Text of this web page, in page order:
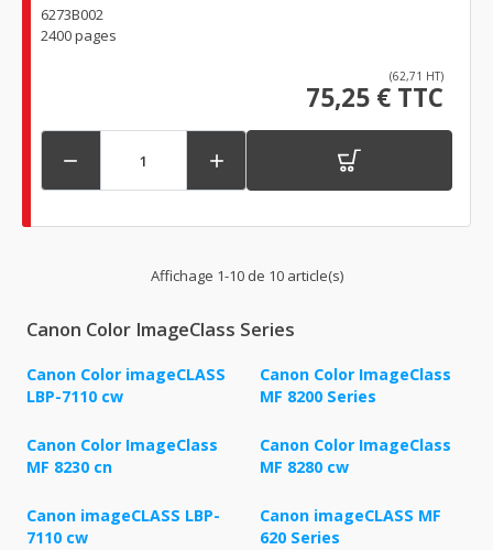
6273B002
2400 pages
(62,71 HT)
75,25 € TTC
 
Affichage 1-10 de 10 article(s)
Canon Color ImageClass Series
Canon Color imageCLASS
LBP-7110 cw
Canon Color ImageClass
MF 8200 Series
Canon Color ImageClass
MF 8230 cn
Canon Color ImageClass
MF 8280 cw
Canon imageCLASS LBP-
7110 cw
Canon imageCLASS MF
620 Series